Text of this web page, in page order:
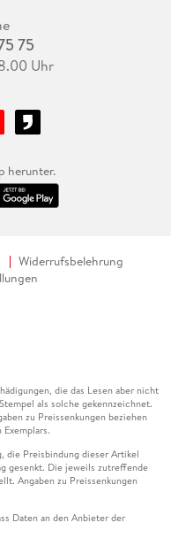
75
Uhr
herunter.
Widerrufsbelehrung
die das Lesen aber nicht
als solche gekennzeichnet.
zu Preissenkungen beziehen
die Preisbindung dieser Artikel
gesenkt. Die jeweils zutreffende
Angaben zu Preissenkungen
Daten an den Anbieter der